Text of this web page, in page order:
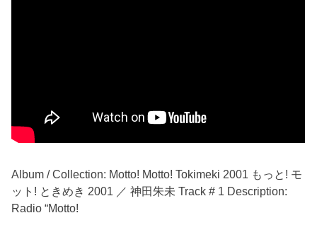
Album / Collection: Motto! Motto! Tokimeki 2001 もっと! モ
ット! ときめき 2001 ／ 神田朱未 Track # 1 Description:
Radio “Motto!